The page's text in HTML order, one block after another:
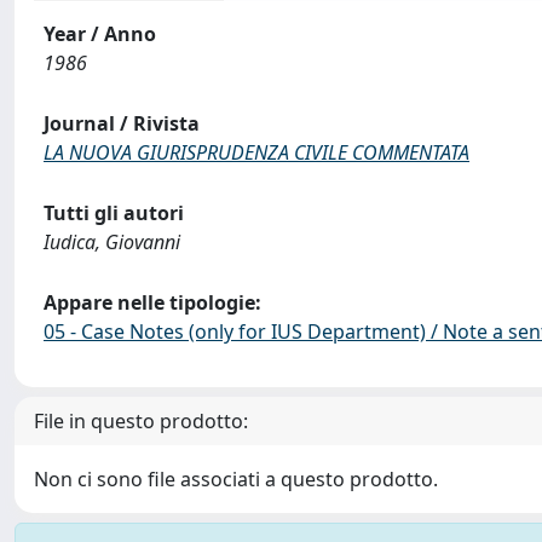
Year / Anno
1986
Journal / Rivista
LA NUOVA GIURISPRUDENZA CIVILE COMMENTATA
Tutti gli autori
Iudica, Giovanni
Appare nelle tipologie:
05 - Case Notes (only for IUS Department) / Note a
File in questo prodotto:
Non ci sono file associati a questo prodotto.